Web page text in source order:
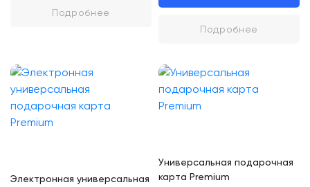
Подробнее
Подробнее
Электронная универсальная
Универсальная подарочная
карта Premium